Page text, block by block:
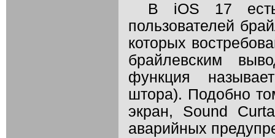
В iOS 17
пользователей
которых
брайлевским
функция
штора). Подобно
экран, Sound
аварийных